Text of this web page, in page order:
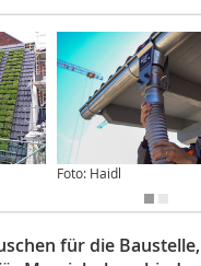
Foto: Haidl
für die